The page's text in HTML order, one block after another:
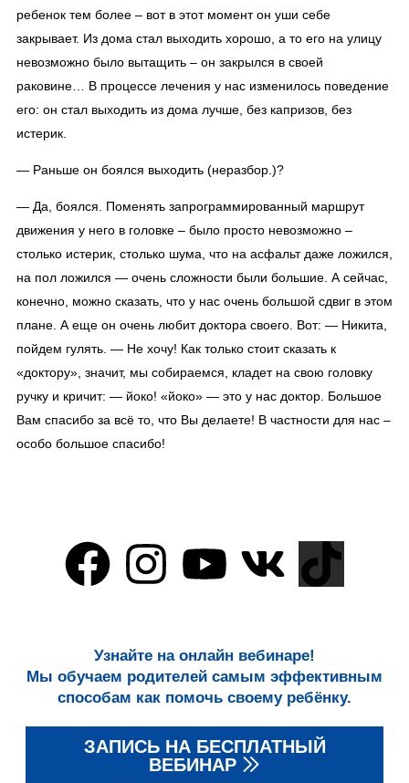
ребенок тем более – вот в этот момент он уши себе
закрывает. Из дома стал выходить хорошо, а то его на улицу
невозможно было вытащить – он закрылся в своей
раковине… В процессе лечения у нас изменилось поведение
его: он стал выходить из дома лучше, без капризов, без
истерик.
— Раньше он боялся выходить (неразбор.)?
— Да, боялся. Поменять запрограммированный маршрут
движения у него в головке – было просто невозможно –
столько истерик, столько шума, что на асфальт даже ложился,
на пол ложился — очень сложности были большие. А сейчас,
конечно, можно сказать, что у нас очень большой сдвиг в этом
плане. А еще он очень любит доктора своего. Вот: — Никита,
пойдем гулять. — Не хочу! Как только стоит сказать к
«доктору», значит, мы собираемся, кладет на свою головку
ручку и кричит: — йоко! «йоко» — это у нас доктор. Большое
Вам спасибо за всё то, что Вы делаете! В частности для нас –
особо большое спасибо!
Узнайте на онлайн вебинаре!
Мы обучаем родителей самым эффективным
способам как помочь своему ребёнку.
ЗАПИСЬ НА БЕСПЛАТНЫЙ
ВЕБИНАР